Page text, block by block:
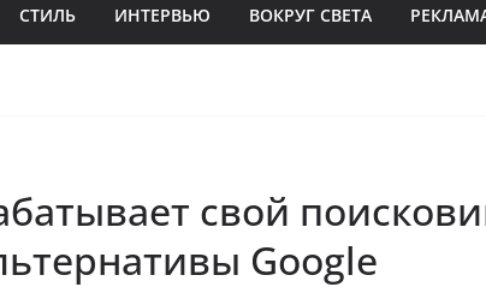
СТИЛЬ ИНТЕРВЬЮ ВОКРУГ СВЕТА
свой
Google